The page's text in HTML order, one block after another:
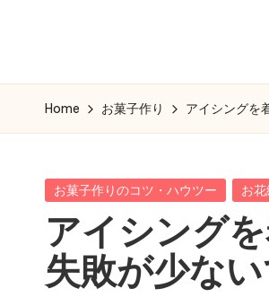
Home お菓子作り アイシングを
Posted
お菓子作りのコツ・ハウツー お花
アイシング
失敗が少ない